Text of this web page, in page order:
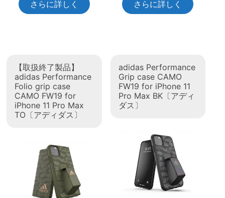
さらに詳しく さらに詳しく
【取扱終了製品】
adidas Performance
Folio grip case
CAMO FW19 for
iPhone 11 Pro Max
TO〔アディダス〕
adidas Performance
Grip case CAMO
FW19 for iPhone 11
Pro Max BK〔アディ
ダス〕